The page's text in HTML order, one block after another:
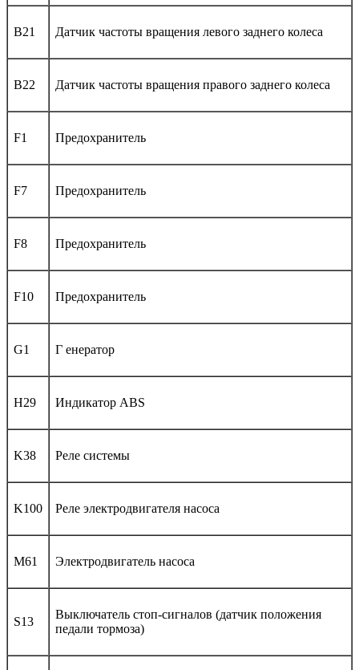
B21 Датчик частоты вращения левого заднего колеса
B22 Датчик частоты вращения правого заднего колеса
F1 Предохранитель
F7 Предохранитель
F8 Предохранитель
F10 Предохранитель
G1 Г енератор
H29 Индикатор ABS
K38 Реле системы
K100 Реле электродвигателя насоса
M61 Электродвигатель насоса
S13
Выключатель стоп-сигналов (датчик положения
педали тормоза)